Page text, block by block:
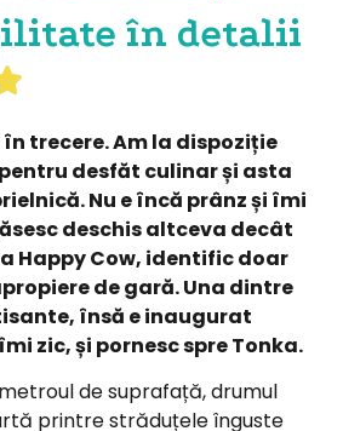
în detalii
trecere. Am la dispoziție
desfăt culinar și asta
Nu e încă prânz și îmi
deschis altceva decât
Happy Cow, identific doar
de gară. Una dintre
însă e inaugurat
zic, și pornesc spre Tonka.
de suprafață, drumul
printre străduțele înguste